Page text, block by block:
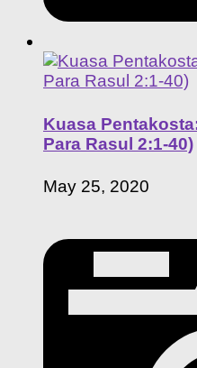
Kuasa
Para Rasul 2:1-40)
May 25, 2020